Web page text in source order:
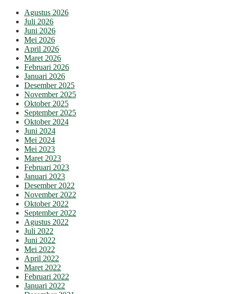
Agustus 2026
Juli 2026
Juni 2026
Mei 2026
April 2026
Maret 2026
Februari 2026
Januari 2026
Desember 2025
November 2025
Oktober 2025
September 2025
Oktober 2024
Juni 2024
Mei 2024
Mei 2023
Maret 2023
Februari 2023
Januari 2023
Desember 2022
November 2022
Oktober 2022
September 2022
Agustus 2022
Juli 2022
Juni 2022
Mei 2022
April 2022
Maret 2022
Februari 2022
Januari 2022